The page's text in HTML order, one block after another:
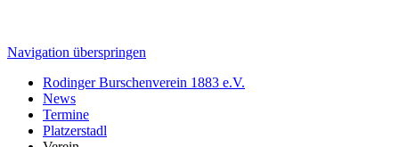
Navigation überspringen
Rodinger Burschenverein 1883 e.V.
News
Termine
Platzerstadl